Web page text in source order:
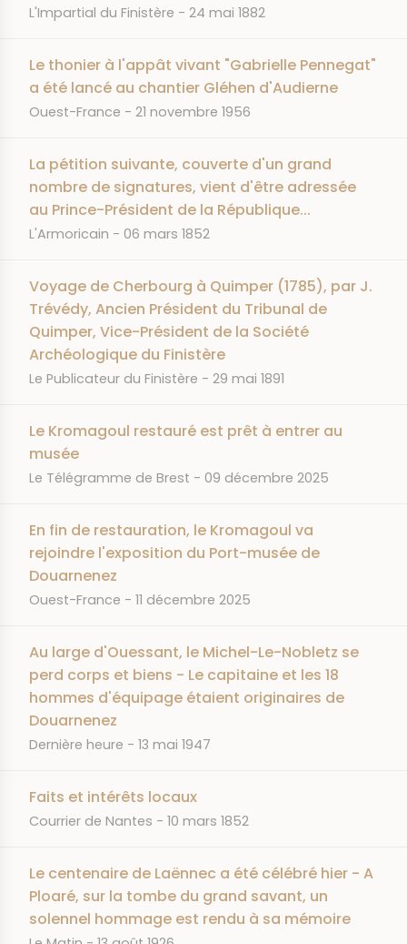
JOURNAL
L'Impartial du Finistère DATE
24 mai 1882
Le thonier à l'appât vivant "Gabrielle Pennegat"
a été lancé au chantier Gléhen d'Audierne
JOURNAL
Ouest-France DATE
21 novembre 1956
La pétition suivante, couverte d'un grand
nombre de signatures, vient d'être adressée
au Prince-Président de la République...
JOURNAL
L'Armoricain DATE
06 mars 1852
Voyage de Cherbourg à Quimper (1785), par J.
Trévédy, Ancien Président du Tribunal de
Quimper, Vice-Président de la Société
Archéologique du Finistère
JOURNAL
Le Publicateur du Finistère DATE
29 mai 1891
Le Kromagoul restauré est prêt à entrer au
musée
JOURNAL
Le Télégramme de Brest DATE
09 décembre 2025
En fin de restauration, le Kromagoul va
rejoindre l'exposition du Port-musée de
Douarnenez
JOURNAL
Ouest-France DATE
11 décembre 2025
Au large d'Ouessant, le Michel-Le-Nobletz se
perd corps et biens - Le capitaine et les 18
hommes d'équipage étaient originaires de
Douarnenez
JOURNAL
Dernière heure DATE
13 mai 1947
Faits et intérêts locaux
JOURNAL
Courrier de Nantes DATE
10 mars 1852
Le centenaire de Laënnec a été célébré hier - A
Ploaré, sur la tombe du grand savant, un
solennel hommage est rendu à sa mémoire
JOURNAL DATE